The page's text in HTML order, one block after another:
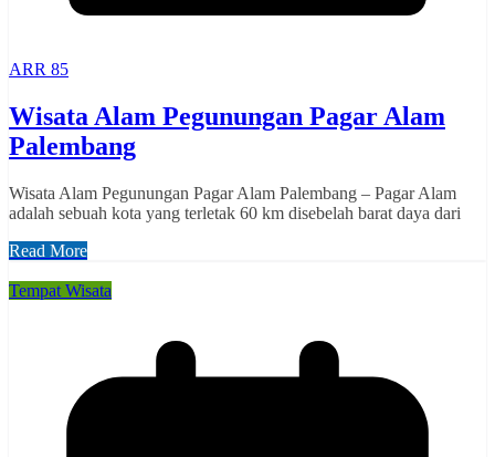
ARR 85
Wisata Alam Pegunungan Pagar Alam
Palembang
Wisata Alam Pegunungan Pagar Alam Palembang – Pagar Alam
adalah sebuah kota yang terletak 60 km disebelah barat daya dari
Read More
Tempat Wisata